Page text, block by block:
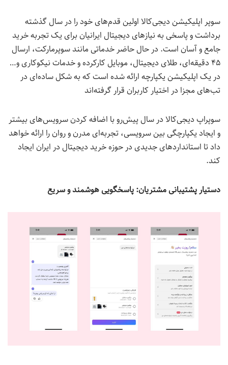
سوپر اپلیکیشن دیجی‌کالا اولین قدم‌های خود را در سال گذشته
برداشت و پاسخی به نیازهای دیجیتال ایرانیان برای یک تجربه خرید
جامع و آسان است. در حال حاضر خدماتی مانند سوپرمارکت، ارسال
۴۵ دقیقه‌ای، طلای دیجیتال، موبایل کارکرده و خدمات نیکوکاری و…
در یک اپلیکیشن یکپارچه ارائه شده است که به شکل ساده‌ای در
تب‌های مجزا در اختیار کاربران قرار گرفته‌اند
سوپراپ دیجی‌کالا در سال پیش‌رو با اضافه کردن سرویس‌های بیشتر
و ایجاد یکپارچگی بین سرویسی، تجربه‌ای مدرن و روان را ارائه خواهد
داد تا استانداردهای جدیدی در حوزه خرید دیجیتال در ایران ایجاد
کند.
دستیار پشتیبانی مشتریان: پاسخگویی هوشمند و سریع